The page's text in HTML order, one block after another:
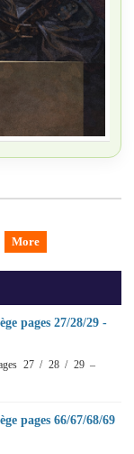
More
pages 27/28/29 -
27 / 28 / 29 –
pages 66/67/68/69